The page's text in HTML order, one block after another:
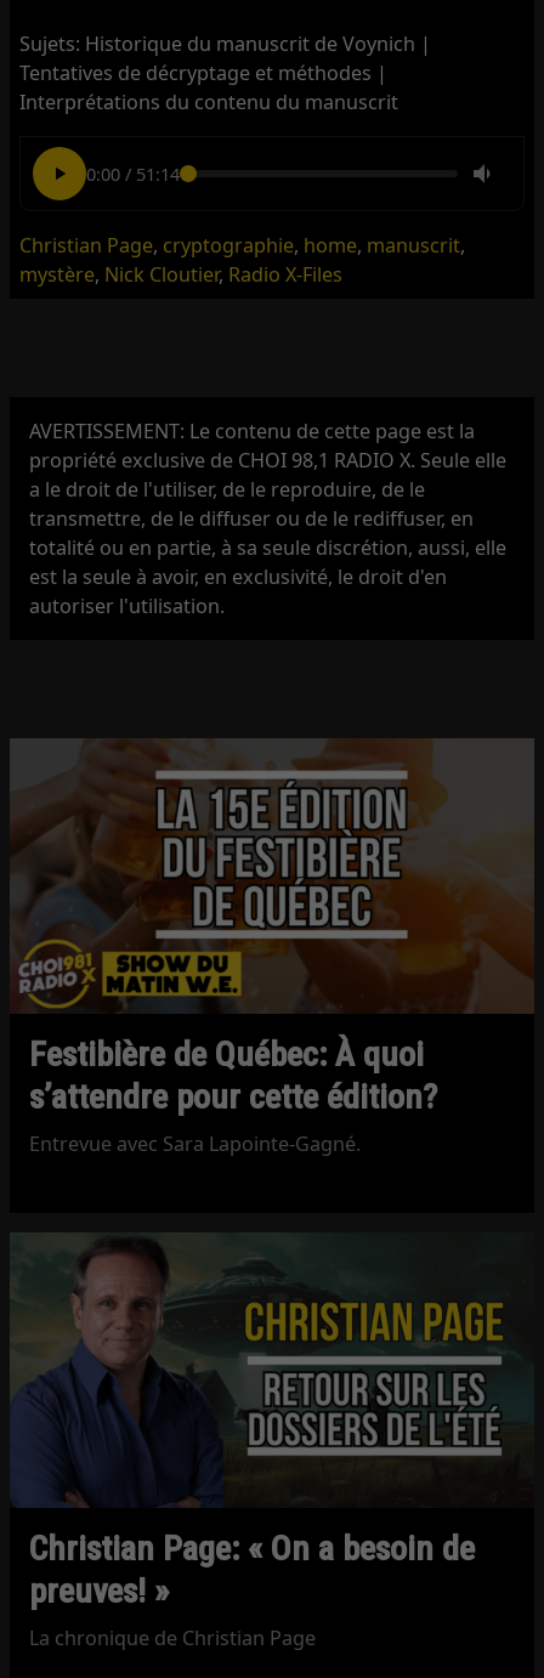
Sujets: Historique du manuscrit de Voynich |
Tentatives de décryptage et méthodes |
Interprétations du contenu du manuscrit
0:00/ 51:14
Christian Page, cryptographie, home, manuscrit,
mystère, Nick Cloutier, Radio X-Files
AVERTISSEMENT: Le contenu de cette page est la
propriété exclusive de CHOI 98,1 RADIO X. Seule elle
a le droit de l'utiliser, de le reproduire, de le
transmettre, de le diffuser ou de le rediffuser, en
totalité ou en partie, à sa seule discrétion, aussi, elle
est la seule à avoir, en exclusivité, le droit d'en
autoriser l'utilisation.
Festibière de Québec: À quoi
s’attendre pour cette édition?
Entrevue avec Sara Lapointe-Gagné.
Christian Page: « On a besoin de
preuves! »
La chronique de Christian Page